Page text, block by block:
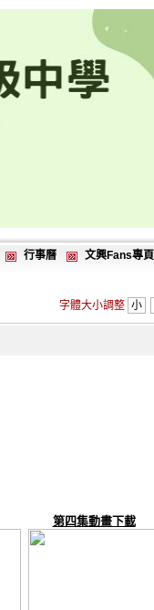
行事曆 文興Fans專頁
字體大小調整 小
第四集動畫下載